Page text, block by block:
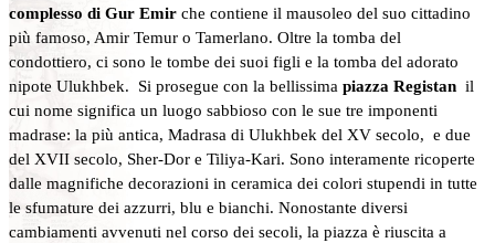
complesso di Gur Emir che contiene il mausoleo del suo cittadino
più famoso, Amir Temur o Tamerlano. Oltre la tomba del
condottiero, ci sono le tombe dei suoi figli e la tomba del adorato
nipote Ulukhbek. Si prosegue con la bellissima piazza Registan il
cui nome significa un luogo sabbioso con le sue tre imponenti
madrase: la più antica, Madrasa di Ulukhbek del XV secolo, e due
del XVII secolo, Sher-Dor e Tiliya-Kari. Sono interamente ricoperte
dalle magnifiche decorazioni in ceramica dei colori stupendi in tutte
le sfumature dei azzurri, blu e bianchi. Nonostante diversi
cambiamenti avvenuti nel corso dei secoli, la piazza è riuscita a